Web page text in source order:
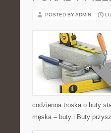
POSTED BY ADMIN
codzienna troska o buty
męska – buty i Buty